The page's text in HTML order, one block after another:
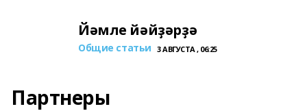
Йәмле йәйҙәрҙә
Общие статьи 3 АВГУСТА , 06:25
Партнеры